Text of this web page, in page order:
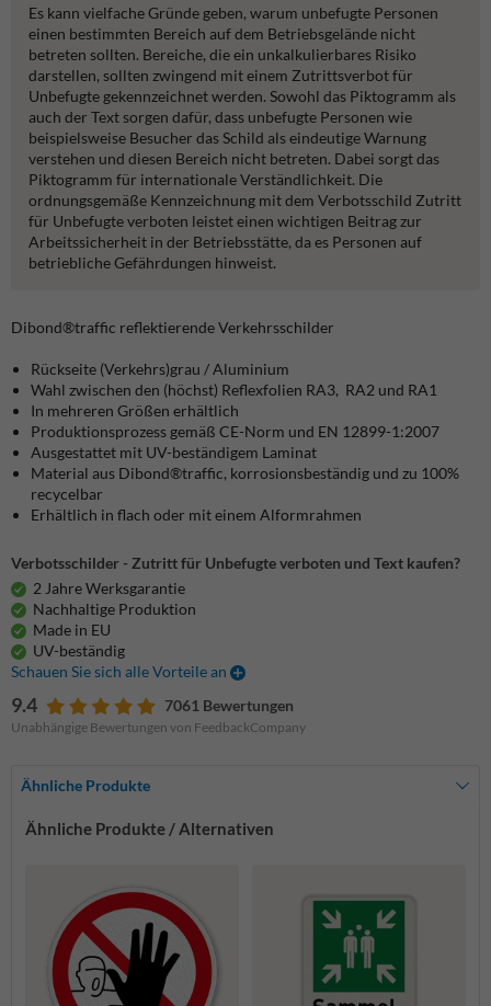
Es kann vielfache Gründe geben, warum unbefugte Personen
einen bestimmten Bereich auf dem Betriebsgelände nicht
betreten sollten. Bereiche, die ein unkalkulierbares Risiko
darstellen, sollten zwingend mit einem Zutrittsverbot für
Unbefugte gekennzeichnet werden. Sowohl das Piktogramm als
auch der Text sorgen dafür, dass unbefugte Personen wie
beispielsweise Besucher das Schild als eindeutige Warnung
verstehen und diesen Bereich nicht betreten. Dabei sorgt das
Piktogramm für internationale Verständlichkeit. Die
ordnungsgemäße Kennzeichnung mit dem Verbotsschild Zutritt
für Unbefugte verboten leistet einen wichtigen Beitrag zur
Arbeitssicherheit in der Betriebsstätte, da es Personen auf
betriebliche Gefährdungen hinweist.
Dibond®traffic reflektierende Verkehrsschilder
Rückseite (Verkehrs)grau / Aluminium
Wahl zwischen den (höchst) Reflexfolien RA3, RA2 und RA1
In mehreren Größen erhältlich
Produktionsprozess gemäß CE-Norm und EN 12899-1:2007
Ausgestattet mit UV-beständigem Laminat
Material aus Dibond®traffic, korrosionsbeständig und zu 100%
recycelbar
Erhältlich in flach oder mit einem Alformrahmen
Verbotsschilder - Zutritt für Unbefugte verboten und Text kaufen?
2 Jahre Werksgarantie
Nachhaltige Produktion
Made in EU
UV-beständig
Schauen Sie sich alle Vorteile an
9.4 7061 Bewertungen
Unabhängige Bewertungen von FeedbackCompany
Ähnliche Produkte
Ähnliche Produkte / Alternativen